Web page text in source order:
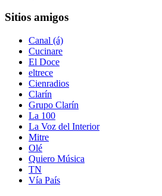
Sitios amigos
Canal (á)
Cucinare
El Doce
eltrece
Cienradios
Clarín
Grupo Clarín
La 100
La Voz del Interior
Mitre
Olé
Quiero Música
TN
Vía País